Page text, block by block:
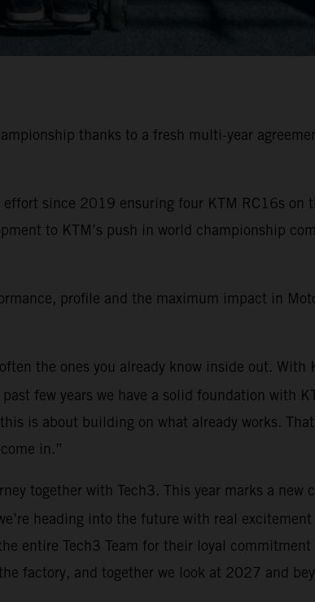
thanks to a fresh multi-year
since 2019 ensuring four KTM RC16s on
to KTM’s push in world championship
profile and the maximum impact in
the ones you already know inside out. With
few years we have a solid foundation with
is about building on what already works.
in.”
together with Tech3. This year marks a
heading into the future with real
entire Tech3 Team for their loyal
factory, and together we look at 2027 and